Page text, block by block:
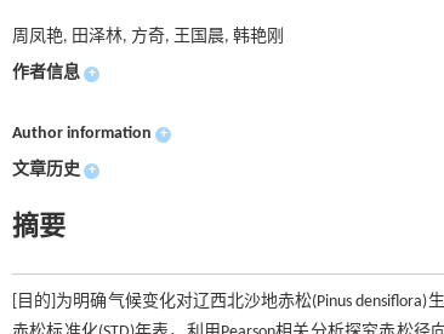
周凤艳, 田泽林, 方奇, 王国晨, 韩艳刚
作者信息 +
Author information +
文章历史 +
摘要
[目的]为明确气候变化对辽西北沙地赤松(Pinus